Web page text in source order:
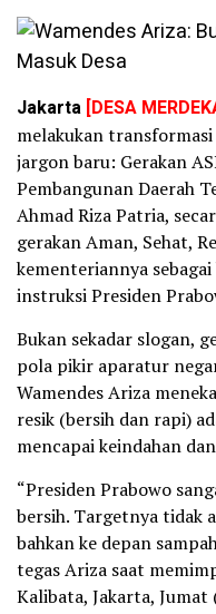
Jakarta [DESA
melakukan
jargon baru: Gerakan
Pembangunan Daerah
Ahmad Riza Patria,
gerakan Aman, Sehat,
kementeriannya
instruksi Presiden
Bukan sekadar slogan,
pola pikir aparatur
Wamendes Ariza
resik (bersih dan rapi)
mencapai keindahan
“Presiden Prabowo
bersih. Targetnya tidak
bahkan ke depan
tegas Ariza saat
Kalibata, Jakarta, Jumat